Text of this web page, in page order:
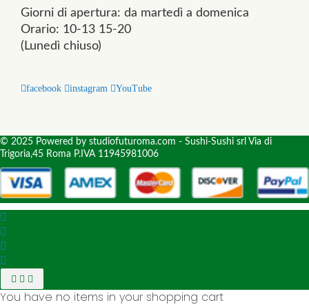
Giorni di apertura: da martedì a domenica
Orario: 10-13 15-20
(Lunedì chiuso)
facebook instagram YouTube
© 2025 Powered by studiofuturoma.com - Sushi-Sushi srl Via di
Trigoria,45 Roma P.IVA 11945981006
You have no items in your shopping cart